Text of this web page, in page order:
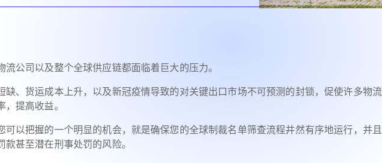
流公司以及整个全球供应链都面临着巨大的压力。
缺、货运成本上升，以及新冠疫情导致的对关键出口市场不可预测的封锁，促使许多物流
，提高收益。
可以把握的一个明显的机会，就是确保您的全球制裁名单筛查流程井然有序地运行，并且
甚至潜在刑事处罚的风险。